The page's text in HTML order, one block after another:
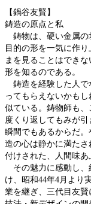
【鍋谷友賢】
鋳造の原点と私
鋳物は、硬い金属の
目的の形を一気に作
まを見ることはでき
形を知るのである。
鋳造を経験した人で
ってもらえないかも
似ている。鋳物師も
度くり返してもみが
瞬間でもあるからだ
造の心は静かに満た
付けされた、人間味あ
その魅力に感動し、
け、昭和44年4月より
業を継ぎ、三代目友